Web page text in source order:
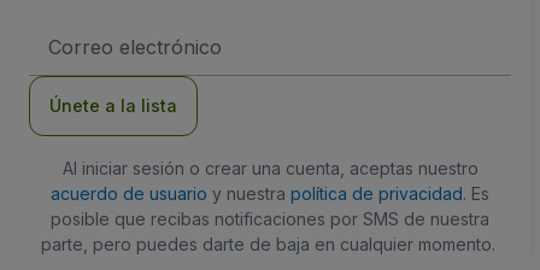
de
Únete a la lista
Al iniciar sesión o crear una cuenta, aceptas nuestro
acuerdo de usuario y nuestra política de privacidad. Es
posible que recibas notificaciones por SMS de nuestra
parte, pero puedes darte de baja en cualquier momento.